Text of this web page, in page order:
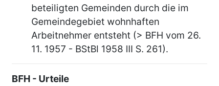
beteiligten Gemeinden durch die im
Gemeindegebiet wohnhaften
Arbeitnehmer entsteht (> BFH vom 26.
11. 1957 - BStBl 1958 III S. 261).
BFH - Urteile